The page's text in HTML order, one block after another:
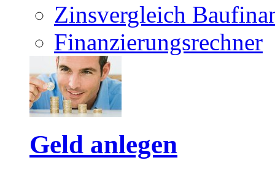
Zinsvergleich
Finanzierungsrechner
Geld anlegen